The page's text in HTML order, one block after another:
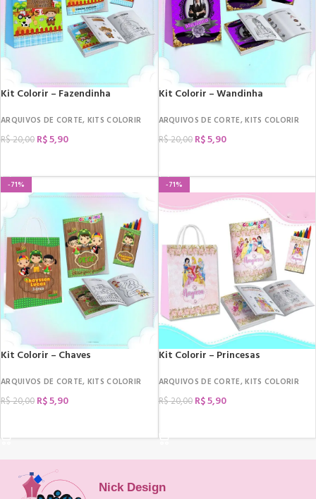
Kit Colorir – Fazendinha
ARQUIVOS DE CORTE, KITS COLORIR
R$20,00 R$5,90
Kit Colorir – Wandinha
ARQUIVOS DE CORTE,KITS COLORIR
R$20,00 R$5,90
-71%
Kit Colorir – Chaves
ARQUIVOS DE CORTE, KITS COLORIR
R$20,00 R$5,90
-71%
Kit Colorir – Princesas
ARQUIVOS DE CORTE,KITS COLORIR
R$20,00 R$5,90
Nick Design